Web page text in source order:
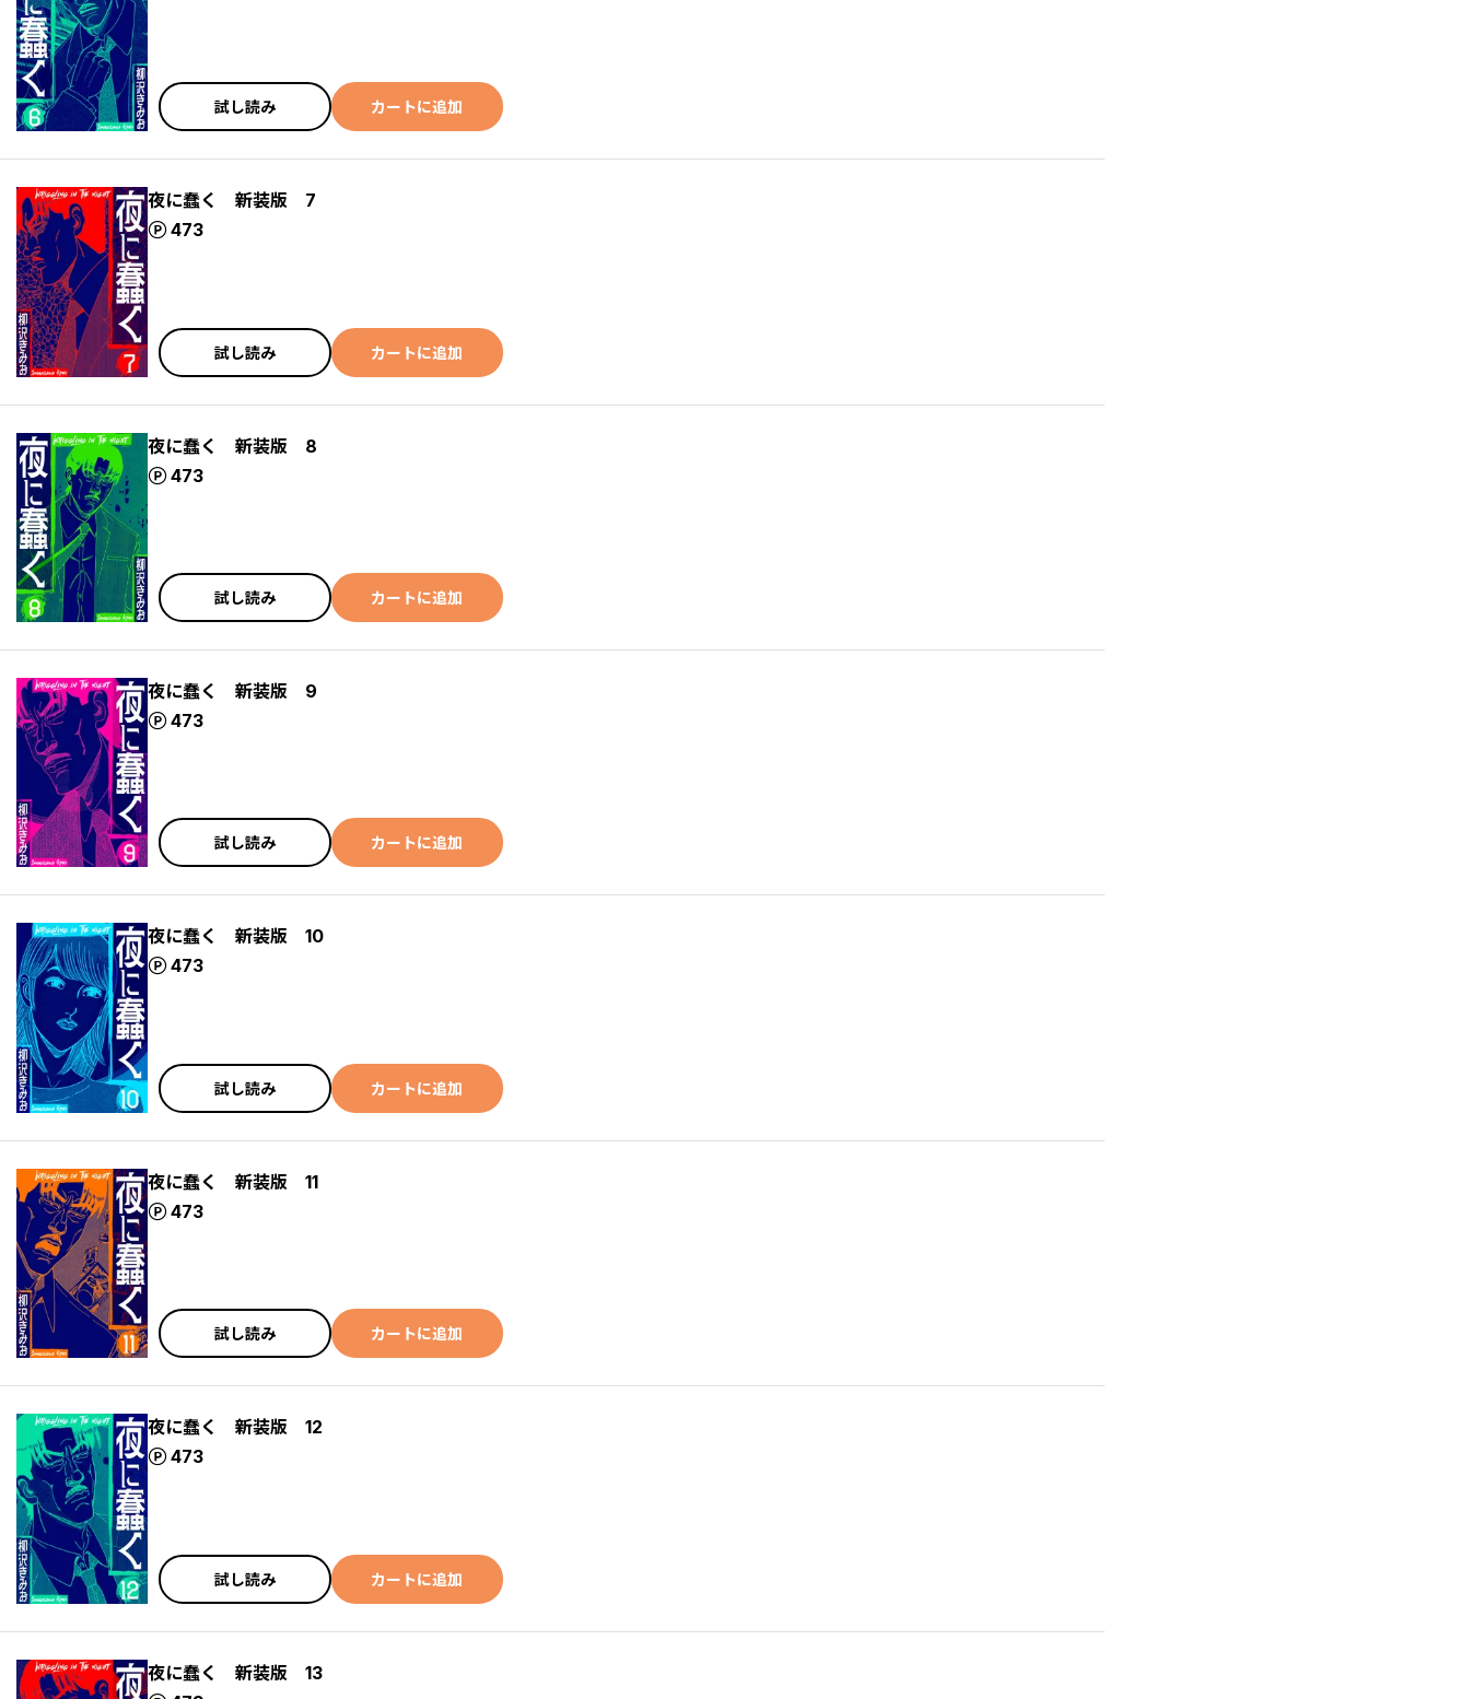
試し読み カートに追加
夜に蠢く 新装版 7
473
ポイント
試し読み カートに追加
夜に蠢く 新装版 8
473
ポイント
試し読み カートに追加
夜に蠢く 新装版 9
473
ポイント
試し読み カートに追加
夜に蠢く 新装版 10
473
ポイント
試し読み カートに追加
夜に蠢く 新装版 11
473
ポイント
試し読み カートに追加
夜に蠢く 新装版 12
473
ポイント
試し読み カートに追加
夜に蠢く 新装版 13